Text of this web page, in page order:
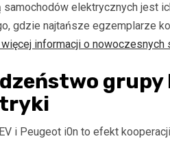
samochodów elektrycznych jest
gdzie najtańsze egzemplarze
informacji o nowoczesnych
grupy
i Peugeot i0n to efekt